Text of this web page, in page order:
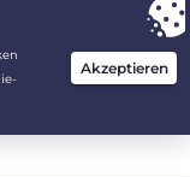
Jahre zu $